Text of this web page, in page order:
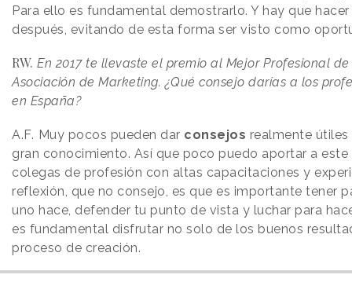
Para ello es fundamental demostrarlo. Y hay que
después, evitando de esta forma ser visto como
RW. En 2017 te llevaste el premio al Mejor Profesional
Asociación de Marketing. ¿Qué consejo darías a los
en España?
A.F. Muy pocos pueden dar consejos realmente
gran conocimiento. Así que poco puedo aportar a
colegas de profesión con altas capacitaciones y
reflexión, que no consejo, es que es importante tener
uno hace, defender tu punto de vista y luchar para
es fundamental disfrutar no solo de los buenos
proceso de creación.